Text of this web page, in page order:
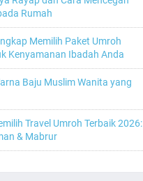
Rumah
Memilih Paket Umroh
Kenyamanan Ibadah Anda
Baju Muslim Wanita yang
Travel Umroh Terbaik 2026:
& Mabrur